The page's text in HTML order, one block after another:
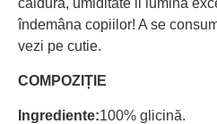
îndemâna copiilor! A se
vezi pe cutie.
COMPOZIȚIE
Ingrediente:100% glicină.